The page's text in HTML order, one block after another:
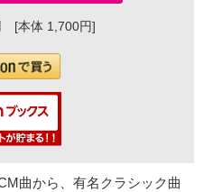
[本体 1,700円]
曲から、有名クラシック曲